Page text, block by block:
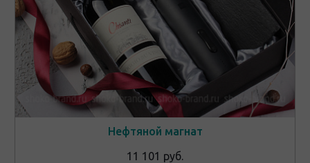
Нефтяной магнат
11 101 руб.